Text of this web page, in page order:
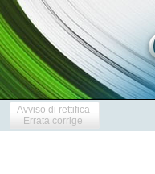
Avviso di rettifica
Errata corrige